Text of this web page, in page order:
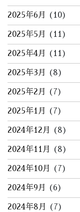
2025年6月 (10)
2025年5月 (11)
2025年4月 (11)
2025年3月 (8)
2025年2月 (7)
2025年1月 (7)
2024年12月 (8)
2024年11月 (8)
2024年10月 (7)
2024年9月 (6)
2024年8月 (7)